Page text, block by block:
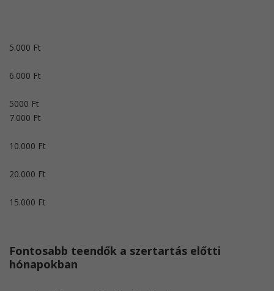
5.000 Ft
6.000 Ft
5000 Ft
7.000 Ft
10.000 Ft
20.000 Ft
​15.000 Ft
Fontosabb teendők a szertartás előtti
hónapokban